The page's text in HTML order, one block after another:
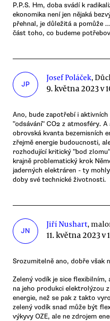
P.P.S. Hm, doba svádí k
ekonomika není jen nějaká
přehnal, je důležitá a pomůže
část toho, co budeme
JP
Josef Poláček,
9. května 2023 v
Ano, bude zapotřebí i
"odsávání" CO2 z atmosféry.
obrovská kvanta bezemisních
zřejmě energie budoucnosti,
rozhodující kritický "bod
krajně problematický krok
jaderných elektráren - ty
doby své technické životnosti.
JN
Jiří Nushart,
11. května 2023 v
Srozumitelně ano, dobře však
Zelený vodík je sice
na jeho produkci elektrolýzou
energie, než se pak z takto
zelený vodík snad může být
výkyvy OZE, ale ne zdrojem